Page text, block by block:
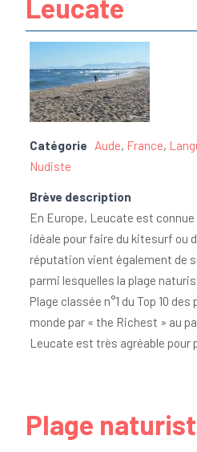
Leucate
Catégorie Aude, France,
Nudiste
Brève description
En Europe, Leucate est
idéale pour faire du kitesurf ou
réputation vient également de
parmi lesquelles la plage
Plage classée n°1 du Top 10
monde par « the Richest » au
Leucate est très agréable pour
Plage